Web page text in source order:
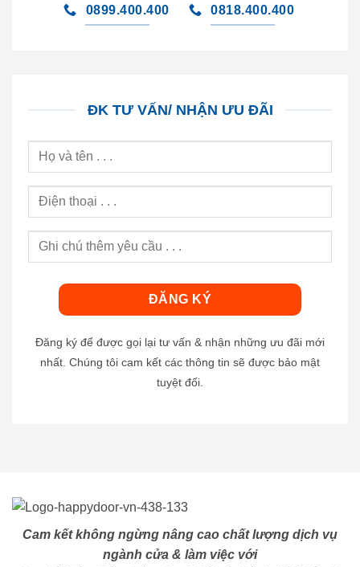
0899.400.400 0818.400.400
ĐK TƯ VẤN/ NHẬN ƯU ĐÃI
Đăng ký để được gọi lại tư vấn & nhận những ưu đãi mới
nhất. Chúng tôi cam kết các thông tin sẽ được bảo mật
tuyệt đối.
Cam kết không ngừng nâng cao chất lượng dịch vụ
ngành cửa & làm việc với